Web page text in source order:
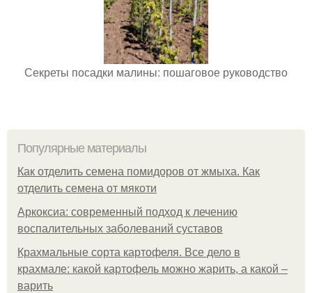
Секреты посадки малины: пошаговое руководство
Популярные материалы
Как отделить семена помидоров от жмыха. Как
отделить семена от мякоти
Аркоксиа: современный подход к лечению
воспалительных заболеваний суставов
Крахмальные сорта картофеля. Все дело в
крахмале: какой картофель можно жарить, а какой –
варить